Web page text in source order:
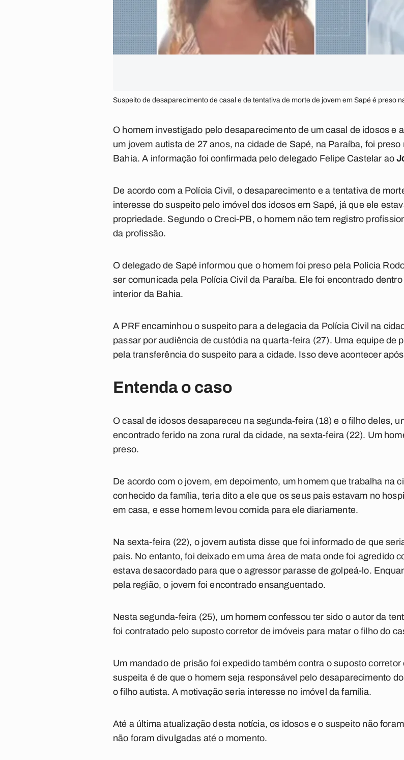
Suspeito de desaparecimento de casal e de tentativa de morte de jovem em Sapé é preso
O homem investigado pelo desaparecimento de um casal de idosos e
um jovem autista de 27 anos, na cidade de Sapé, na Paraíba, foi
Bahia. A informação foi confirmada pelo delegado Felipe Castelar ao
De acordo com a Polícia Civil, o desaparecimento e a tentativa de
interesse do suspeito pelo imóvel dos idosos em Sapé, já que ele
propriedade. Segundo o Creci-PB, o homem não tem registro
da profissão.
O delegado de Sapé informou que o homem foi preso pela Polícia
ser comunicada pela Polícia Civil da Paraíba. Ele foi encontrado
interior da Bahia.
A PRF encaminhou o suspeito para a delegacia da Polícia Civil na
passar por audiência de custódia na quarta-feira (27). Uma equipe de
pela transferência do suspeito para a cidade. Isso deve acontecer
Entenda o caso
O casal de idosos desapareceu na segunda-feira (18) e o filho deles,
encontrado ferido na zona rural da cidade, na sexta-feira (22). Um
preso.
De acordo com o jovem, em depoimento, um homem que trabalha na
conhecido da família, teria dito a ele que os seus pais estavam no
em casa, e esse homem levou comida para ele diariamente.
Na sexta-feira (22), o jovem autista disse que foi informado de que
pais. No entanto, foi deixado em uma área de mata onde foi agredido
estava desacordado para que o agressor parasse de golpeá-lo.
pela região, o jovem foi encontrado ensanguentado.
Nesta segunda-feira (25), um homem confessou ter sido o autor da
foi contratado pelo suposto corretor de imóveis para matar o filho do
Um mandado de prisão foi expedido também contra o suposto
suspeita é de que o homem seja responsável pelo desaparecimento
o filho autista. A motivação seria interesse no imóvel da família.
Até a última atualização desta notícia, os idosos e o suspeito não
não foram divulgadas até o momento.